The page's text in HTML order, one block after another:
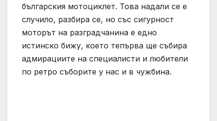
българския мотоциклет. Това надали се е
случило, разбира се, но със сигурност
моторът на разградчанина е едно
истинско бижу, което тепърва ще събира
адмирациите на специалисти и любители
по ретро съборите у нас и в чужбина.